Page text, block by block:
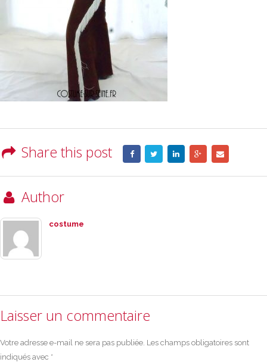
Share this post
Author
costume
Laisser un commentaire
Votre adresse e-mail ne sera pas publiée. Les champs obligatoires sont
indiqués avec *